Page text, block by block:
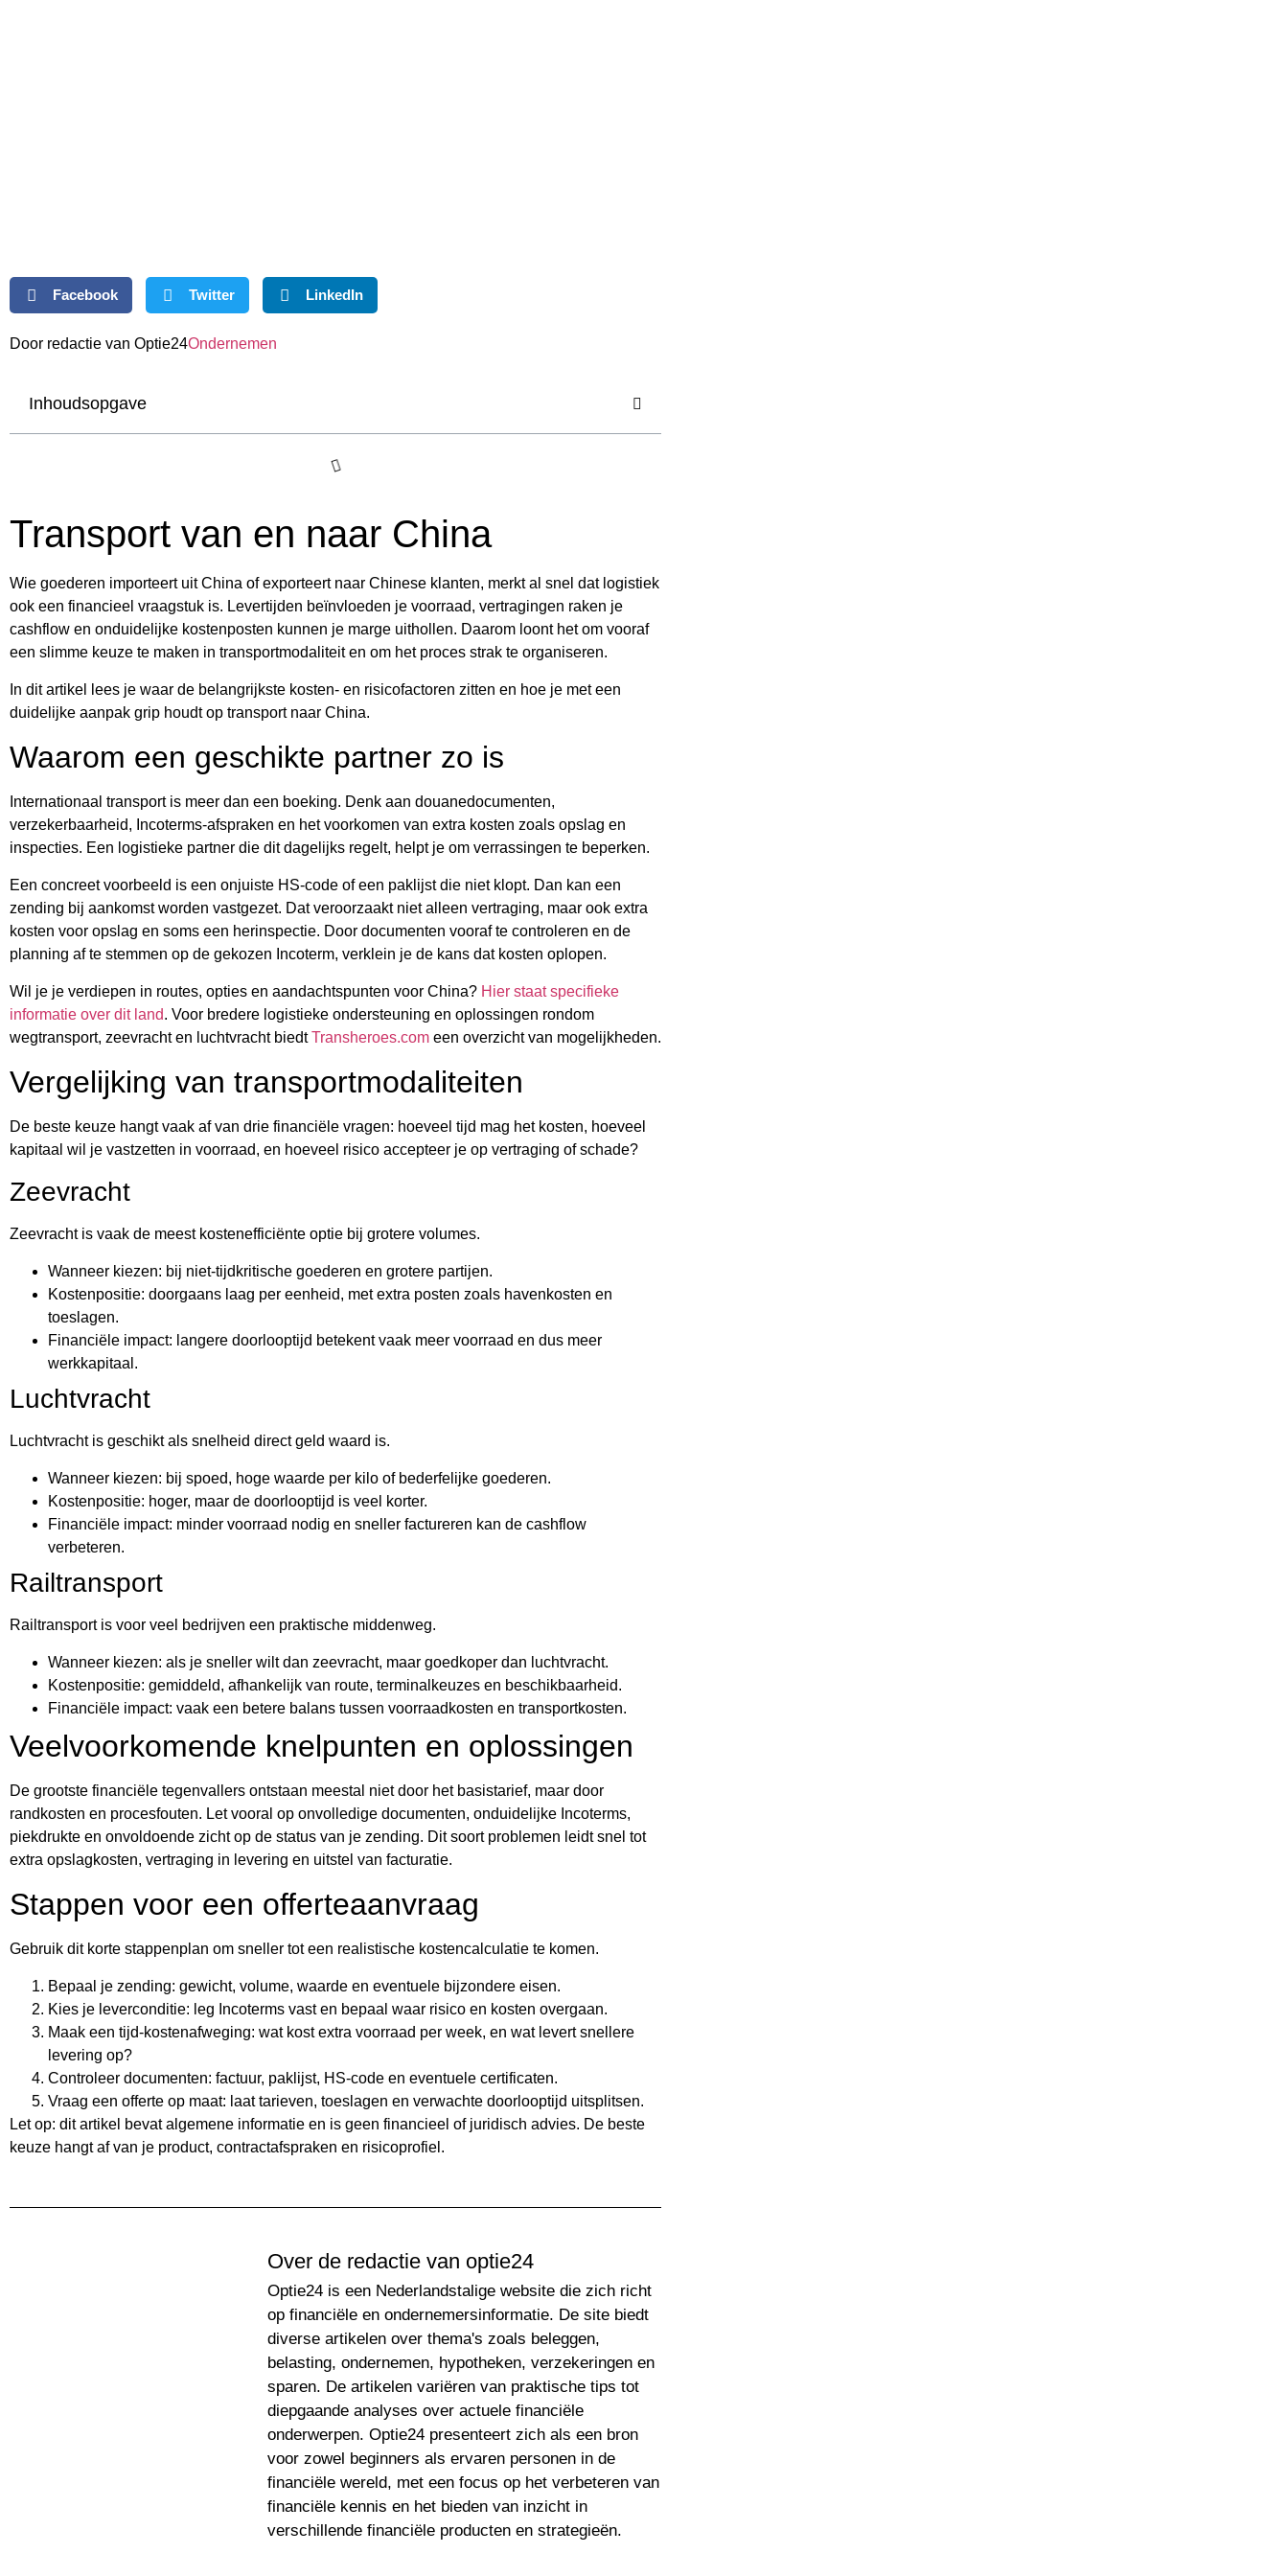
Facebook Twitter LinkedIn
Door redactie van Optie24Ondernemen
Inhoudsopgave
Transport van en naar China
Wie goederen importeert uit China of exporteert naar Chinese klanten, merkt al snel dat logistiek
ook een financieel vraagstuk is. Levertijden beïnvloeden je voorraad, vertragingen raken je
cashflow en onduidelijke kostenposten kunnen je marge uithollen. Daarom loont het om vooraf
een slimme keuze te maken in transportmodaliteit en om het proces strak te organiseren.
In dit artikel lees je waar de belangrijkste kosten- en risicofactoren zitten en hoe je met een
duidelijke aanpak grip houdt op transport naar China.
Waarom een geschikte partner zo is
Internationaal transport is meer dan een boeking. Denk aan douanedocumenten,
verzekerbaarheid, Incoterms-afspraken en het voorkomen van extra kosten zoals opslag en
inspecties. Een logistieke partner die dit dagelijks regelt, helpt je om verrassingen te beperken.
Een concreet voorbeeld is een onjuiste HS-code of een paklijst die niet klopt. Dan kan een
zending bij aankomst worden vastgezet. Dat veroorzaakt niet alleen vertraging, maar ook extra
kosten voor opslag en soms een herinspectie. Door documenten vooraf te controleren en de
planning af te stemmen op de gekozen Incoterm, verklein je de kans dat kosten oplopen.
Wil je je verdiepen in routes, opties en aandachtspunten voor China? Hier staat specifieke
informatie over dit land. Voor bredere logistieke ondersteuning en oplossingen rondom
wegtransport, zeevracht en luchtvracht biedtTransheroes.com een overzicht van mogelijkheden.
Vergelijking van transportmodaliteiten
De beste keuze hangt vaak af van drie financiële vragen: hoeveel tijd mag het kosten, hoeveel
kapitaal wil je vastzetten in voorraad, en hoeveel risico accepteer je op vertraging of schade?
Zeevracht
Zeevracht is vaak de meest kostenefficiënte optie bij grotere volumes.
Wanneer kiezen: bij niet-tijdkritische goederen en grotere partijen.
Kostenpositie: doorgaans laag per eenheid, met extra posten zoals havenkosten en
toeslagen.
Financiële impact: langere doorlooptijd betekent vaak meer voorraad en dus meer
werkkapitaal.
Luchtvracht
Luchtvracht is geschikt als snelheid direct geld waard is.
Wanneer kiezen: bij spoed, hoge waarde per kilo of bederfelijke goederen.
Kostenpositie: hoger, maar de doorlooptijd is veel korter.
Financiële impact: minder voorraad nodig en sneller factureren kan de cashflow
verbeteren.
Railtransport
Railtransport is voor veel bedrijven een praktische middenweg.
Wanneer kiezen: als je sneller wilt dan zeevracht, maar goedkoper dan luchtvracht.
Kostenpositie: gemiddeld, afhankelijk van route, terminalkeuzes en beschikbaarheid.
Financiële impact: vaak een betere balans tussen voorraadkosten en transportkosten.
Veelvoorkomende knelpunten en oplossingen
De grootste financiële tegenvallers ontstaan meestal niet door het basistarief, maar door
randkosten en procesfouten. Let vooral op onvolledige documenten, onduidelijke Incoterms,
piekdrukte en onvoldoende zicht op de status van je zending. Dit soort problemen leidt snel tot
extra opslagkosten, vertraging in levering en uitstel van facturatie.
Stappen voor een offerteaanvraag
Gebruik dit korte stappenplan om sneller tot een realistische kostencalculatie te komen.
Bepaal je zending: gewicht, volume, waarde en eventuele bijzondere eisen.
Kies je leverconditie: leg Incoterms vast en bepaal waar risico en kosten overgaan.
Maak een tijd-kostenafweging: wat kost extra voorraad per week, en wat levert snellere
levering op?
Controleer documenten: factuur, paklijst, HS-code en eventuele certificaten.
Vraag een offerte op maat: laat tarieven, toeslagen en verwachte doorlooptijd uitsplitsen.
Let op: dit artikel bevat algemene informatie en is geen financieel of juridisch advies. De beste
keuze hangt af van je product, contractafspraken en risicoprofiel.
Over de redactie van optie24
Optie24 is een Nederlandstalige website die zich richt
op financiële en ondernemersinformatie. De site biedt
diverse artikelen over thema's zoals beleggen,
belasting, ondernemen, hypotheken, verzekeringen en
sparen. De artikelen variëren van praktische tips tot
diepgaande analyses over actuele financiële
onderwerpen. Optie24 presenteert zich als een bron
voor zowel beginners als ervaren personen in de
financiële wereld, met een focus op het verbeteren van
financiële kennis en het bieden van inzicht in
verschillende financiële producten en strategieën.